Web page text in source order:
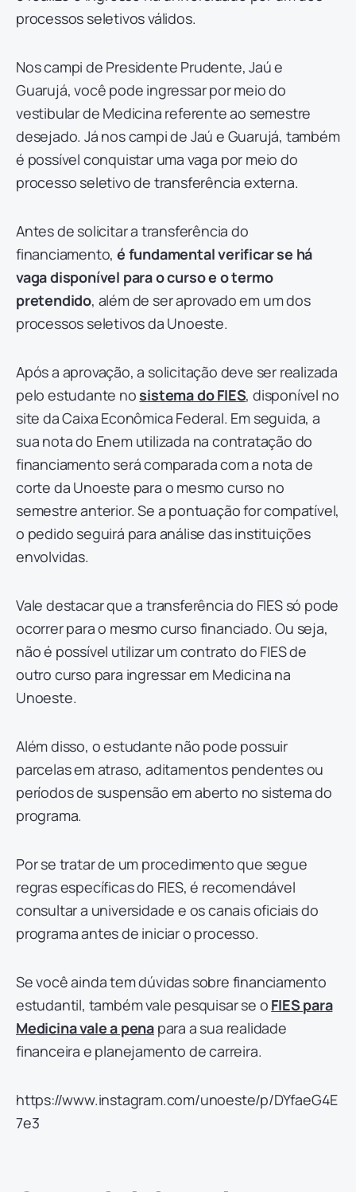
processos seletivos válidos.
Nos campi de Presidente Prudente, Jaú e
Guarujá, você pode ingressar por meio do
vestibular de Medicina referente ao semestre
desejado. Já nos campi de Jaú e Guarujá, também
é possível conquistar uma vaga por meio do
processo seletivo de transferência externa.
Antes de solicitar a transferência do
financiamento,é fundamental verificar se há
vaga disponível para o curso e o termo
pretendido, além de ser aprovado em um dos
processos seletivos da Unoeste.
Após a aprovação, a solicitação deve ser realizada
pelo estudante no sistema do FIES, disponível no
site da Caixa Econômica Federal. Em seguida, a
sua nota do Enem utilizada na contratação do
financiamento será comparada com a nota de
corte da Unoeste para o mesmo curso no
semestre anterior. Se a pontuação for compatível,
o pedido seguirá para análise das instituições
envolvidas.
Vale destacar que a transferência do FIES só pode
ocorrer para o mesmo curso financiado. Ou seja,
não é possível utilizar um contrato do FIES de
outro curso para ingressar em Medicina na
Unoeste.
Além disso, o estudante não pode possuir
parcelas em atraso, aditamentos pendentes ou
períodos de suspensão em aberto no sistema do
programa.
Por se tratar de um procedimento que segue
regras específicas do FIES, é recomendável
consultar a universidade e os canais oficiais do
programa antes de iniciar o processo.
Se você ainda tem dúvidas sobre financiamento
estudantil, também vale pesquisar se o FIES para
Medicina vale a pena para a sua realidade
financeira e planejamento de carreira.
https://www.instagram.com/unoeste/p/DYfaeG4E
7e3